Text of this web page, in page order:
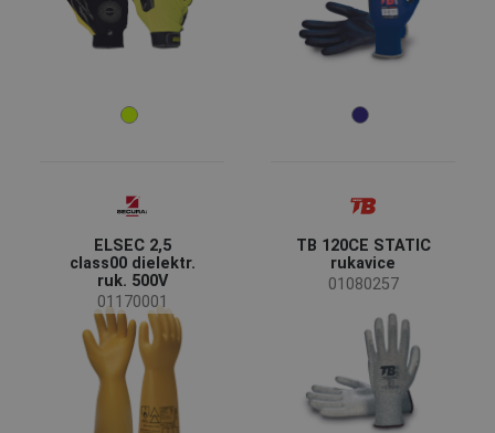
ELSEC 2,5
class00 dielektr.
ruk. 500V
01170001
TB 120CE STATIC
rukavice
01080257